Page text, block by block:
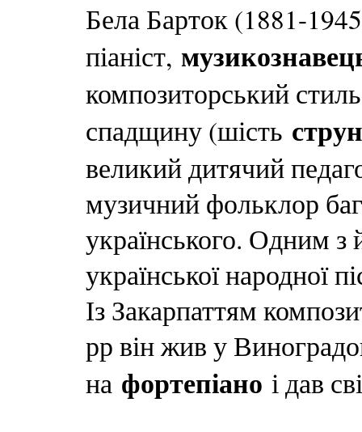
Бела Барток (1881-
піаніст,
композиторський
спадщину (шість
великий дитячий
музичний фольклор
українського. Одним з
української народної
Із Закарпаттям
рр він жив у
на фортепіано і дав